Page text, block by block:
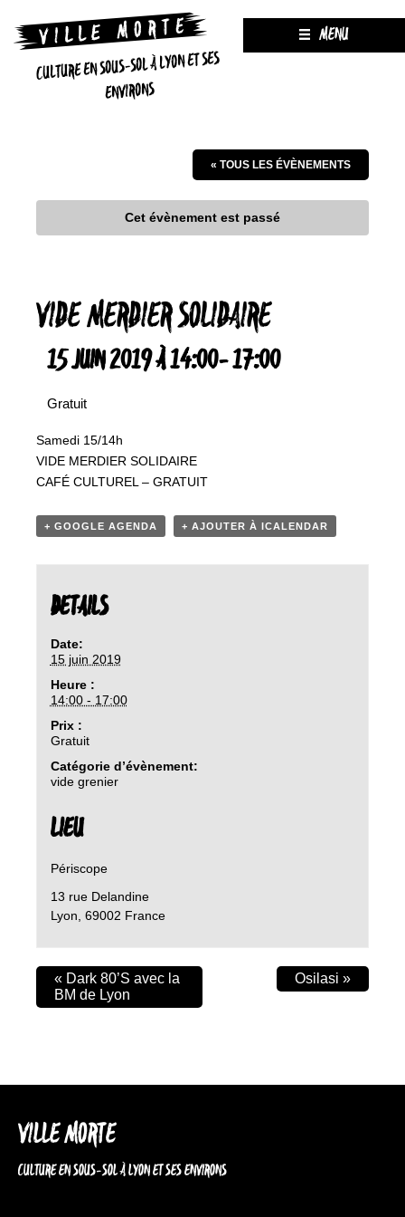
CULTURE EN SOUS-SOL À LYON ET SES
ENVIRONS
MENU
« TOUS LES ÉVÈNEMENTS
Cet évènement est passé
VIDE MERDIER SOLIDAIRE
15 JUIN 2019 À 14:00-17:00
Gratuit
Samedi 15/14h
VIDE MERDIER SOLIDAIRE
CAFÉ CULTUREL – GRATUIT
+ GOOGLE AGENDA + AJOUTER À ICALENDAR
DETAILS
Date:
15 juin 2019
Heure :
14:00 - 17:00
Prix :
Gratuit
Catégorie d’évènement:
vide grenier
LIEU
Périscope
13 rue Delandine
Lyon 69002 France
« Dark 80’S avec la
BM de Lyon
Osilasi »
VILLE MORTE
CULTURE EN SOUS-SOL À LYON ET SES ENVIRONS